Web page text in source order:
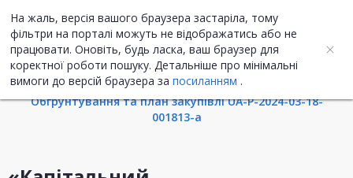
На жаль, версія вашого браузера застаріла, тому
фільтри на порталі можуть не відображатись або не
працювати. Оновіть, будь ласка, ваш браузер для
коректної роботи пошуку. Детальніше про мінімальні
вимоги до версій браузера за посиланням .
UA ENG
Інформація про закупівлю
Обгрунтування та план закупівлі UA-P-2024-03-18-
001813-a